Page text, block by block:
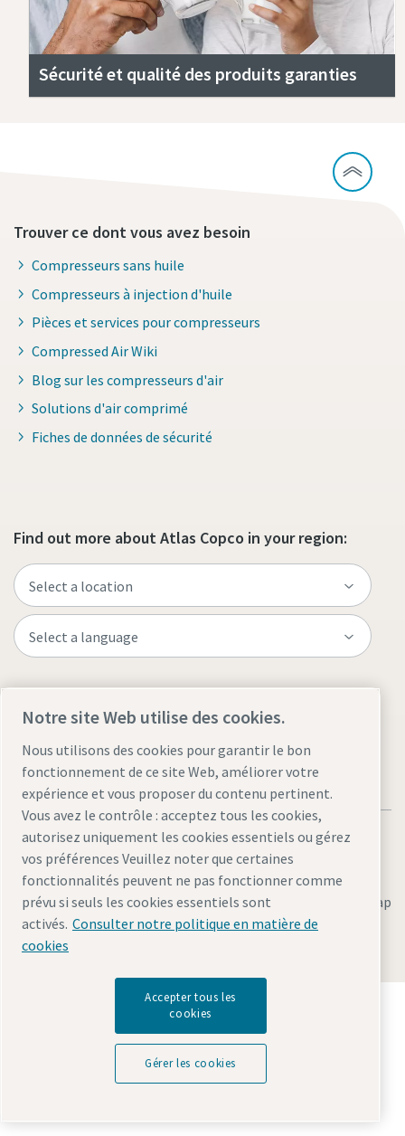
Sécurité et qualité des produits garanties
Trouver ce dont vous avez besoin
Compresseurs sans huile
Compresseurs à injection d'huile
Pièces et services pour compresseurs
Compressed Air Wiki
Blog sur les compresseurs d'air
Solutions d'air comprimé
Fiches de données de sécurité
Find out more about Atlas Copco in your region:
Visit the site
Legal & Privacy NoticesGérer les cookiesAccessibility Sitemap
© 2026 Atlas Copco AB
Découvrez comment le groupe Atlas Copco met en
Visitez le site Web Atlas Copco Group
Membre Atlas Copco Group
Notre site Web utilise des cookies.
Nous utilisons des cookies pour garantir le bon
fonctionnement de ce site Web, améliorer votre
expérience et vous proposer du contenu pertinent.
Vous avez le contrôle : acceptez tous les cookies,
autorisez uniquement les cookies essentiels ou gérez
vos préférences Veuillez noter que certaines
fonctionnalités peuvent ne pas fonctionner comme
prévu si seuls les cookies essentiels sont
activés. Consulter notre politique en matière de
cookies
Accepter tous les
cookies
Gérer les cookies